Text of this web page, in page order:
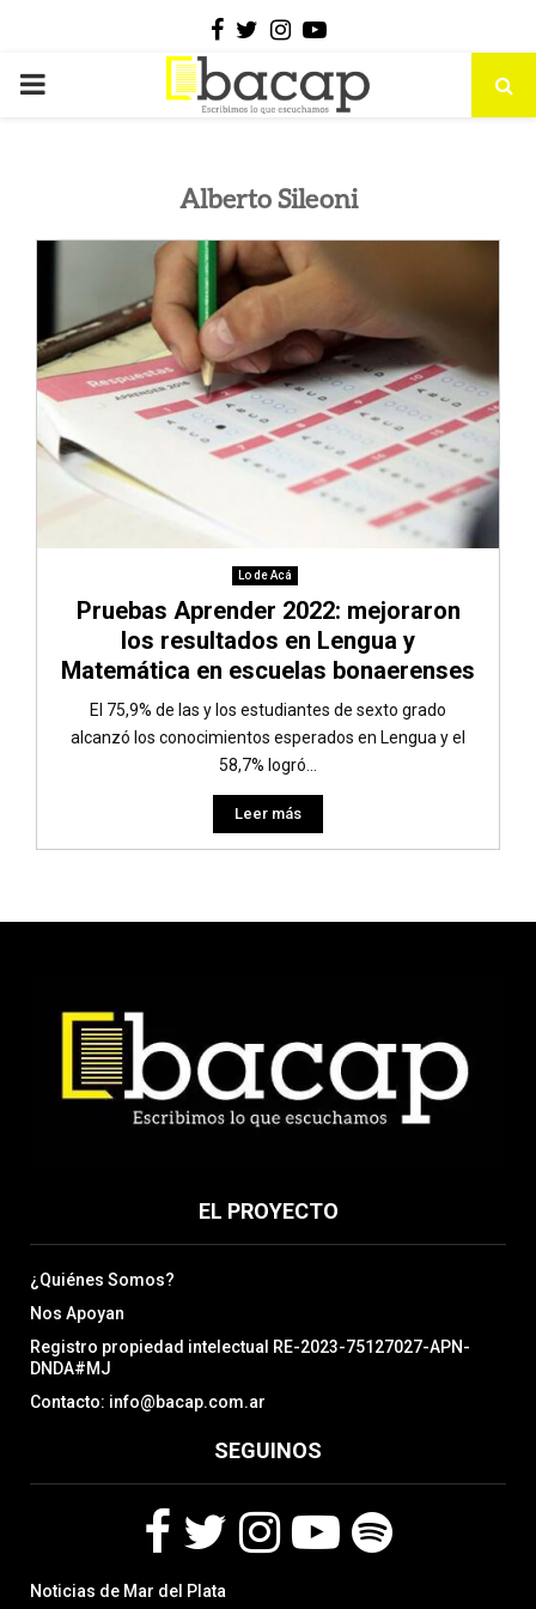
Facebook
Twitter
Instagram
Youtube
PRIMARY
Alberto Sileoni
Lo de Acá
Pruebas Aprender 2022: mejoraron
los resultados en Lengua y
Matemática en escuelas bonaerenses
El 75,9% de las y los estudiantes de sexto grado
alcanzó los conocimientos esperados en Lengua y el
58,7% logró...
Leer más
EL PROYECTO
¿Quiénes Somos?
Nos Apoyan
Registro propiedad intelectual RE-2023-75127027-APN-
DNDA#MJ
Contacto: info@bacap.com.ar
SEGUINOS
a
w
Noticias de Mar del Plata